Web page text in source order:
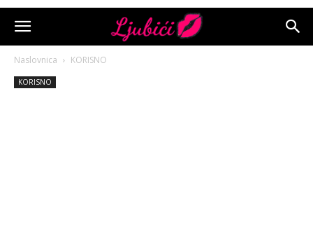
Naslovnica KORISNO
KORISNO